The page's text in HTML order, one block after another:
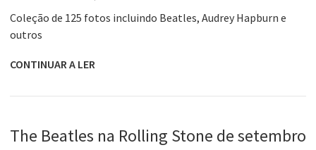
Coleção de 125 fotos incluindo Beatles, Audrey Hapburn e
outros
CONTINUAR A LER
The Beatles na Rolling Stone de setembro